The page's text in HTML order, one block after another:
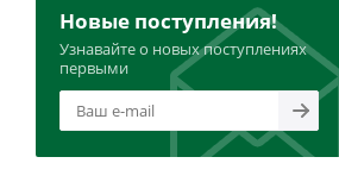
Новые поступления!
Узнавайте о новых поступлениях
первыми